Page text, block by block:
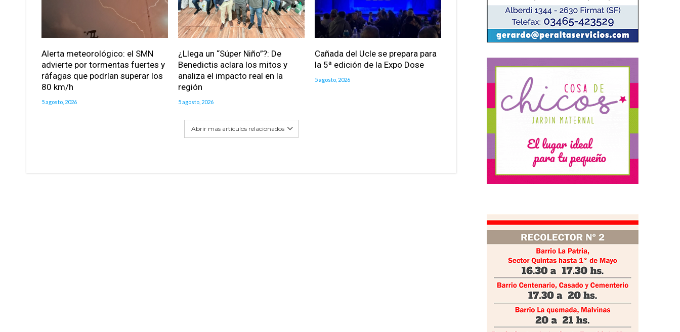
Alerta meteorológico: el SMN
advierte por tormentas fuertes y
ráfagas que podrían superar los
80 km/h
5 agosto, 2026
¿Llega un “Súper Niño”?: De
Benedictis aclara los mitos y
analiza el impacto real en la
región
5 agosto, 2026
Cañada del Ucle se prepara para
la 5ª edición de la Expo Dose
5 agosto, 2026
Abrir mas artículos relacionados